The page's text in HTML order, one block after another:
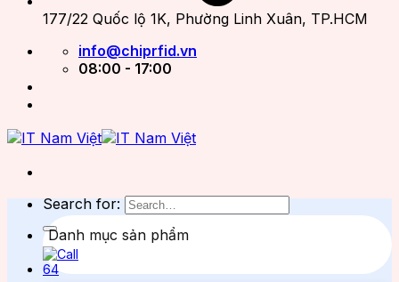
177/22 Quốc lộ 1K, Phường Linh Xuân, TP.HCM
info@chiprfid.vn
08:00 - 17:00
Search for:
Danh mục sản phẩm